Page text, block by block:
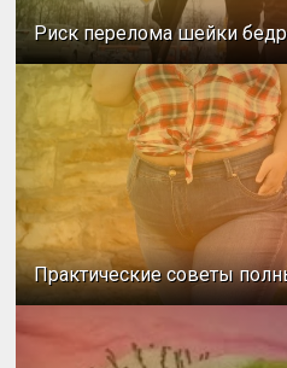
Риск перелома шейки
Практические советы